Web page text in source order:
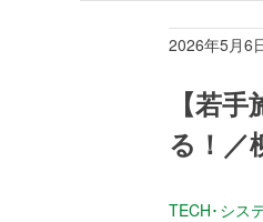
2026年5月6
【若
る！／
TECH･シス